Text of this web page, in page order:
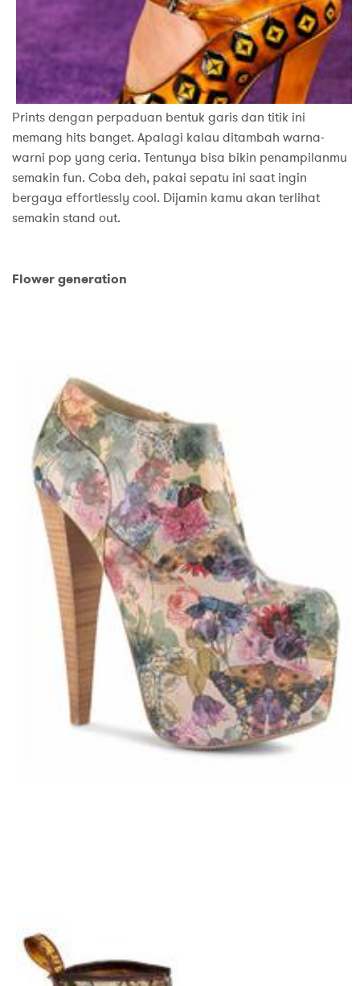
Prints dengan perpaduan bentuk garis dan titik ini
memang hits banget. Apalagi kalau ditambah warna-
warni pop yang ceria. Tentunya bisa bikin penampilanmu
semakin fun. Coba deh, pakai sepatu ini saat ingin
bergaya effortlessly cool. Dijamin kamu akan terlihat
semakin stand out.
Flower generation